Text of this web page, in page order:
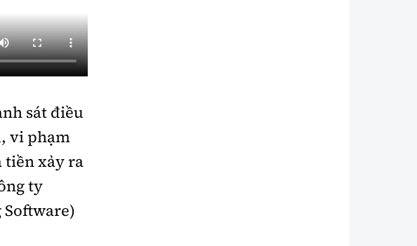
sát điều
vi phạm
tiền xảy ra
ty